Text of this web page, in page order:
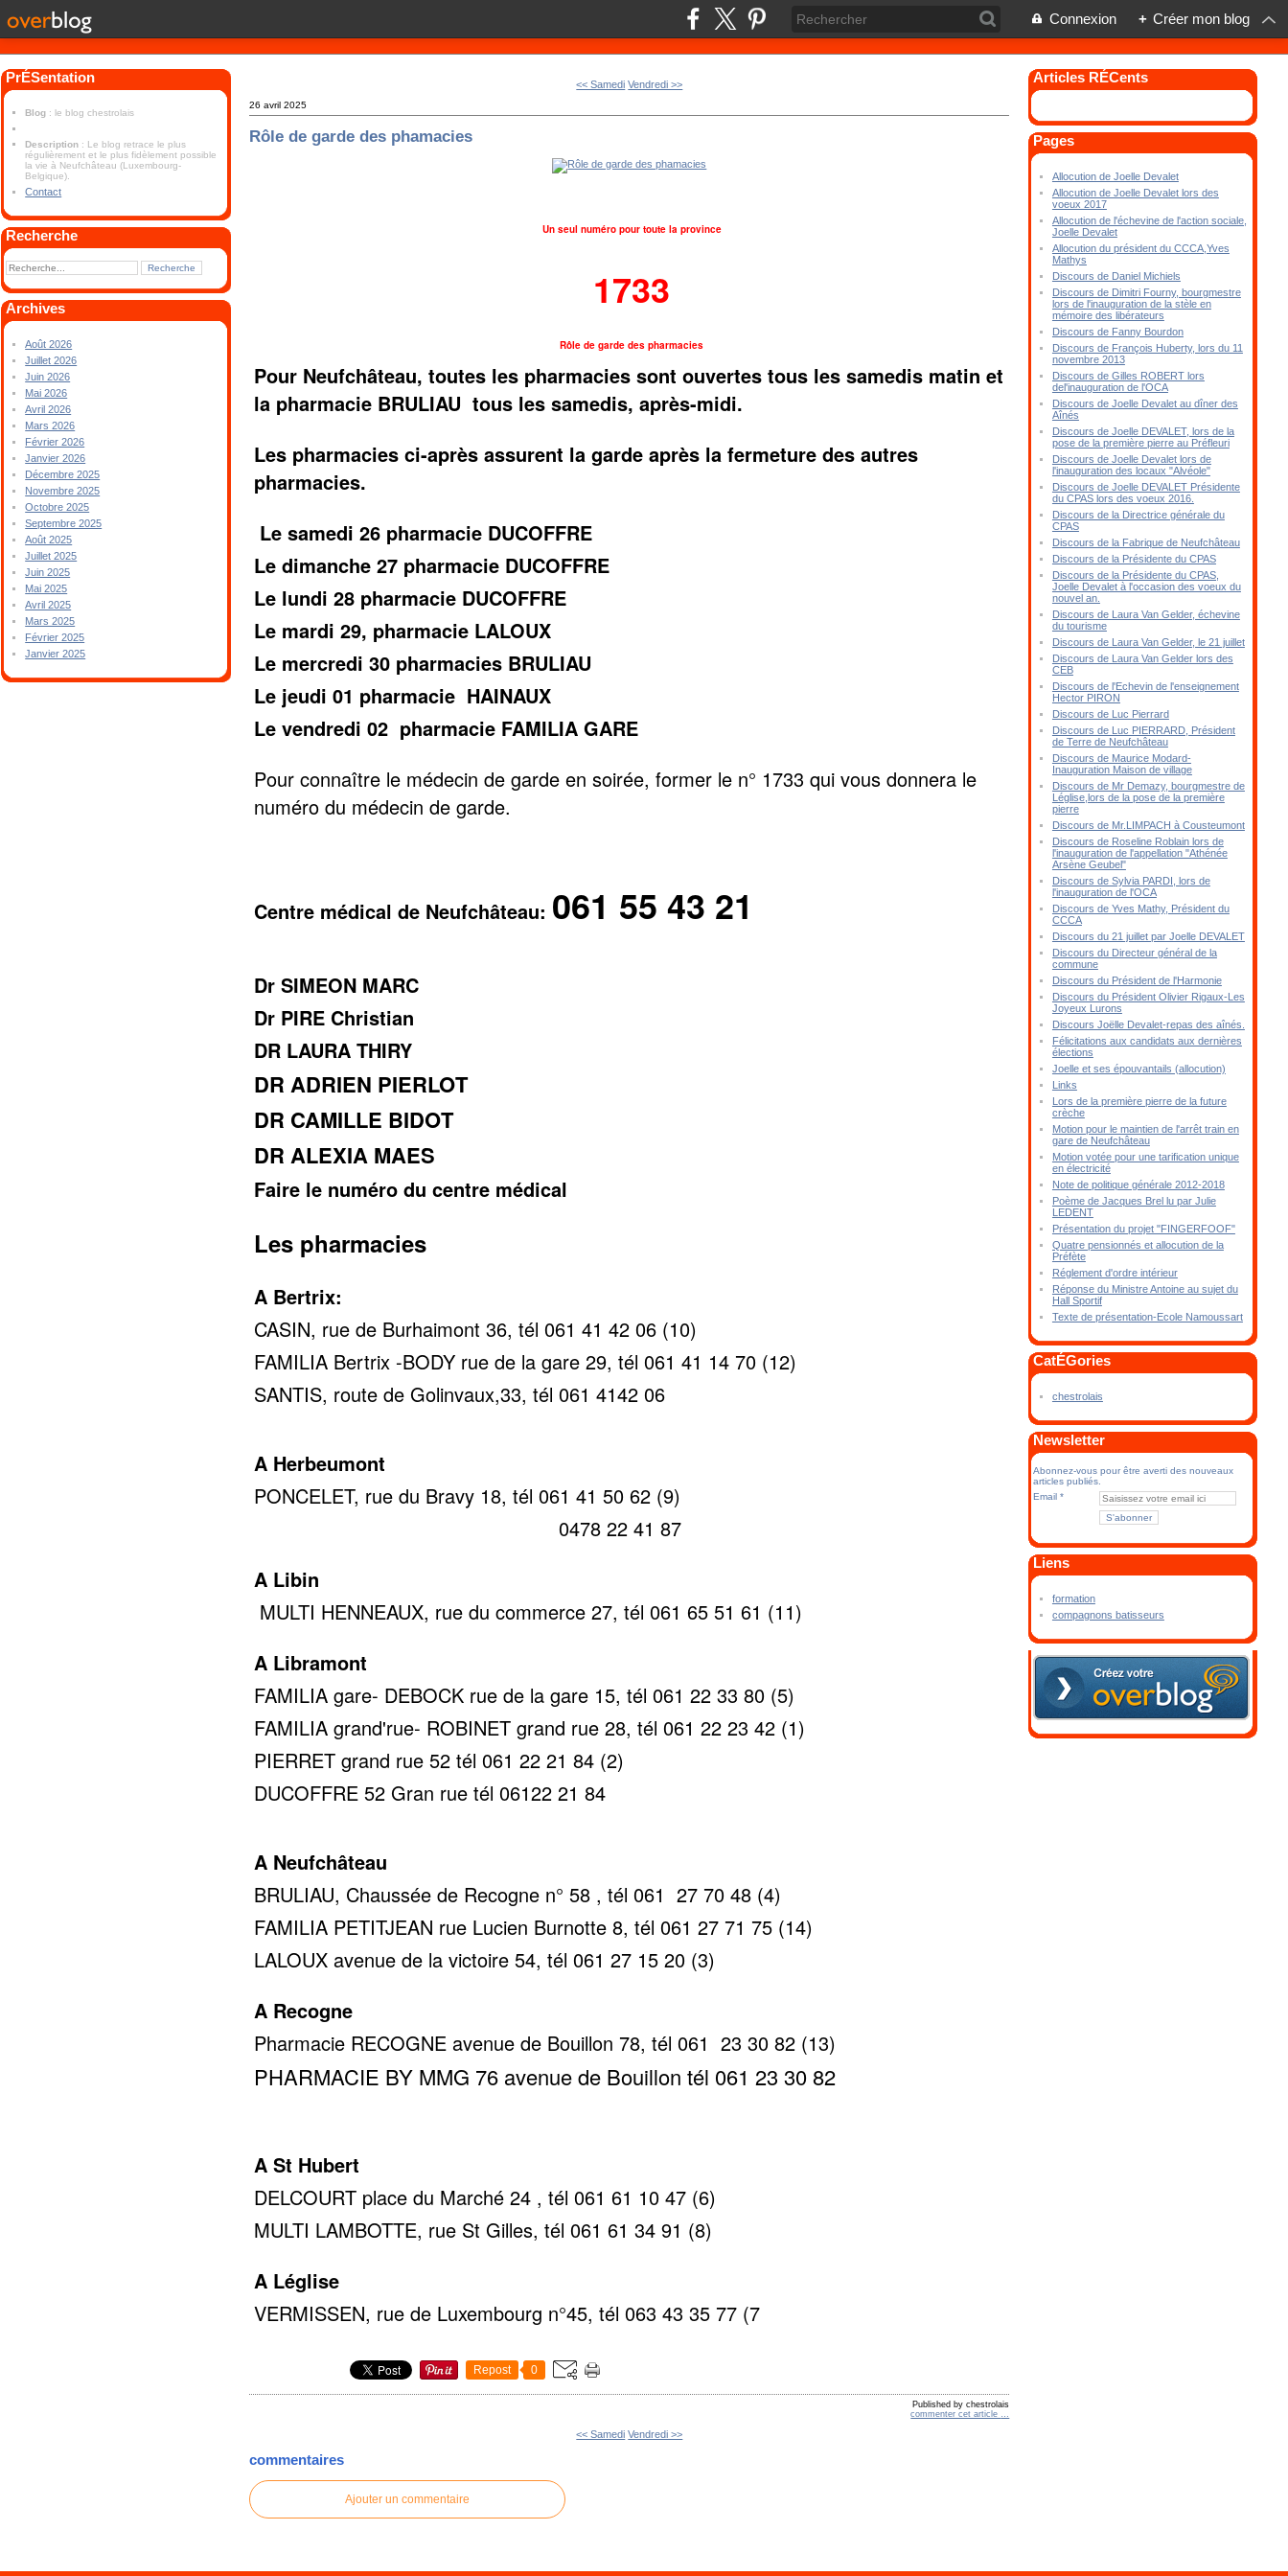
Connexion + Créer mon blog
PrÉSentation
Blog : le blog chestrolais
Description : Le blog retrace le plus
régulièrement et le plus fidèlement possible
la vie à Neufchâteau (Luxembourg-
Belgique).
Contact
Recherche
Archives
Août 2026
Juillet 2026
Juin 2026
Mai 2026
Avril 2026
Mars 2026
Février 2026
Janvier 2026
Décembre 2025
Novembre 2025
Octobre 2025
Septembre 2025
Août 2025
Juillet 2025
Juin 2025
Mai 2025
Avril 2025
Mars 2025
Février 2025
Janvier 2025
<< Samedi Vendredi >>
26 avril 2025
Rôle de garde des phamacies
Un seul numéro pour toute la province
1733
Rôle de garde des pharmacies
Pour Neufchâteau, toutes les pharmacies sont ouvertes tous les samedis matin et
la pharmacie BRULIAU tous les samedis, après-midi.
Les pharmacies ci-après assurent la garde après la fermeture des autres
pharmacies.
Le samedi 26 pharmacie DUCOFFRE
Le dimanche 27 pharmacie DUCOFFRE
Le lundi 28 pharmacie DUCOFFRE
Le mardi 29, pharmacie LALOUX
Le mercredi 30 pharmacies BRULIAU
Le jeudi 01 pharmacie HAINAUX
Le vendredi 02 pharmacie FAMILIA GARE
Pour connaître le médecin de garde en soirée, former le n° 1733 qui vous donnera le
numéro du médecin de garde.
Centre médical de Neufchâteau: 061 55 43 21
Dr SIMEON MARC
Dr PIRE Christian
DR LAURA THIRY
DR ADRIEN PIERLOT
DR CAMILLE BIDOT
DR ALEXIA MAES
Faire le numéro du centre médical
Les pharmacies
A Bertrix:
CASIN, rue de Burhaimont 36, tél 061 41 42 06 (10)
FAMILIA Bertrix -BODY rue de la gare 29, tél 061 41 14 70 (12)
SANTIS, route de Golinvaux,33, tél 061 4142 06
A Herbeumont
PONCELET, rue du Bravy 18, tél 061 41 50 62 (9)
0478 22 41 87
A Libin
MULTI HENNEAUX, rue du commerce 27, tél 061 65 51 61 (11)
A Libramont
FAMILIA gare- DEBOCK rue de la gare 15, tél 061 22 33 80 (5)
FAMILIA grand'rue- ROBINET grand rue 28, tél 061 22 23 42 (1)
PIERRET grand rue 52 tél 061 22 21 84 (2)
DUCOFFRE 52 Gran rue tél 06122 21 84
A Neufchâteau
BRULIAU, Chaussée de Recogne n° 58 , tél 061 27 70 48 (4)
FAMILIA PETITJEAN rue Lucien Burnotte 8, tél 061 27 71 75 (14)
LALOUX avenue de la victoire 54, tél 061 27 15 20 (3)
A Recogne
Pharmacie RECOGNE avenue de Bouillon 78, tél 061 23 30 82 (13)
PHARMACIE BY MMG 76 avenue de Bouillon tél 061 23 30 82
A St Hubert
DELCOURT place du Marché 24 , tél 061 61 10 47 (6)
MULTI LAMBOTTE, rue St Gilles, tél 061 61 34 91 (8)
A Léglise
VERMISSEN, rue de Luxembourg n°45, tél 063 43 35 77 (7
Repost 0
Published by chestrolais
commenter cet article
<< Samedi Vendredi >>
commentaires
Ajouter un commentaire
Articles RÉCents
Pages
Allocution de Joelle Devalet
Allocution de Joelle Devalet lors des
voeux 2017
Allocution de l'échevine de l'action sociale,
Joelle Devalet
Allocution du président du CCCA,Yves
Mathys
Discours de Daniel Michiels
Discours de Dimitri Fourny, bourgmestre
lors de l'inauguration de la stèle en
mémoire des libérateurs
Discours de Fanny Bourdon
Discours de François Huberty, lors du 11
novembre 2013
Discours de Gilles ROBERT lors
del'inauguration de l'OCA
Discours de Joelle Devalet au dîner des
Aînés
Discours de Joelle DEVALET, lors de la
pose de la première pierre au Préfleuri
Discours de Joelle Devalet lors de
l'inauguration des locaux "Alvéole"
Discours de Joelle DEVALET Présidente
du CPAS lors des voeux 2016.
Discours de la Directrice générale du
CPAS
Discours de la Fabrique de Neufchâteau
Discours de la Présidente du CPAS
Discours de la Présidente du CPAS,
Joelle Devalet à l'occasion des voeux du
nouvel an.
Discours de Laura Van Gelder, échevine
du tourisme
Discours de Laura Van Gelder, le 21 juillet
Discours de Laura Van Gelder lors des
CEB
Discours de l'Echevin de l'enseignement
Hector PIRON
Discours de Luc Pierrard
Discours de Luc PIERRARD, Président
de Terre de Neufchâteau
Discours de Maurice Modard-
Inauguration Maison de village
Discours de Mr Demazy, bourgmestre de
Léglise,lors de la pose de la première
pierre
Discours de Mr.LIMPACH à Cousteumont
Discours de Roseline Roblain lors de
l'inauguration de l'appellation "Athénée
Arsène Geubel"
Discours de Sylvia PARDI, lors de
l'inauguration de l'OCA
Discours de Yves Mathy, Président du
CCCA
Discours du 21 juillet par Joelle DEVALET
Discours du Directeur général de la
commune
Discours du Président de l'Harmonie
Discours du Président Olivier Rigaux-Les
Joyeux Lurons
Discours Joëlle Devalet-repas des aînés.
Félicitations aux candidats aux dernières
élections
Joelle et ses épouvantails (allocution)
Links
Lors de la première pierre de la future
crèche
Motion pour le maintien de l'arrêt train en
gare de Neufchâteau
Motion votée pour une tarification unique
en électricité
Note de politique générale 2012-2018
Poème de Jacques Brel lu par Julie
LEDENT
Présentation du projet "FINGERFOOF"
Quatre pensionnés et allocution de la
Préfète
Réglement d'ordre intérieur
Réponse du Ministre Antoine au sujet du
Hall Sportif
Texte de présentation-Ecole Namoussart
CatÉGories
chestrolais
Newsletter
Abonnez-vous pour être averti des nouveaux
articles publiés.
Email
Liens
formation
compagnons batisseurs